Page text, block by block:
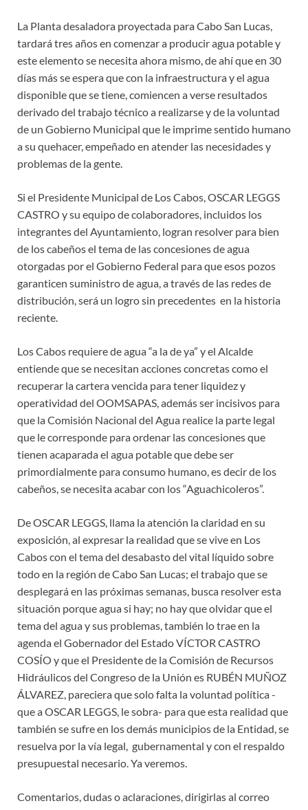
La Planta desaladora proyectada para Cabo San Lucas,
tardará tres años en comenzar a producir agua potable y
este elemento se necesita ahora mismo, de ahí que en 30
días más se espera que con la infraestructura y el agua
disponible que se tiene, comiencen a verse resultados
derivado del trabajo técnico a realizarse y de la voluntad
de un Gobierno Municipal que le imprime sentido humano
a su quehacer, empeñado en atender las necesidades y
problemas de la gente.
Si el Presidente Municipal de Los Cabos, OSCAR LEGGS
CASTRO y su equipo de colaboradores, incluidos los
integrantes del Ayuntamiento, logran resolver para bien
de los cabeños el tema de las concesiones de agua
otorgadas por el Gobierno Federal para que esos pozos
garanticen suministro de agua, a través de las redes de
distribución, será un logro sin precedentes en la historia
reciente.
Los Cabos requiere de agua “a la de ya” y el Alcalde
entiende que se necesitan acciones concretas como el
recuperar la cartera vencida para tener liquidez y
operatividad del OOMSAPAS, además ser incisivos para
que la Comisión Nacional del Agua realice la parte legal
que le corresponde para ordenar las concesiones que
tienen acaparada el agua potable que debe ser
primordialmente para consumo humano, es decir de los
cabeños, se necesita acabar con los “Aguachicoleros”.
De OSCAR LEGGS, llama la atención la claridad en su
exposición, al expresar la realidad que se vive en Los
Cabos con el tema del desabasto del vital líquido sobre
todo en la región de Cabo San Lucas; el trabajo que se
desplegará en las próximas semanas, busca resolver esta
situación porque agua si hay; no hay que olvidar que el
tema del agua y sus problemas, también lo trae en la
agenda el Gobernador del Estado VÍCTOR CASTRO
COSÍO y que el Presidente de la Comisión de Recursos
Hidráulicos del Congreso de la Unión es RUBÉN MUÑOZ
ÁLVAREZ, pareciera que solo falta la voluntad política -
que a OSCAR LEGGS, le sobra- para que esta realidad que
también se sufre en los demás municipios de la Entidad, se
resuelva por la vía legal, gubernamental y con el respaldo
presupuestal necesario. Ya veremos.
Comentarios, dudas o aclaraciones, dirigirlas al correo